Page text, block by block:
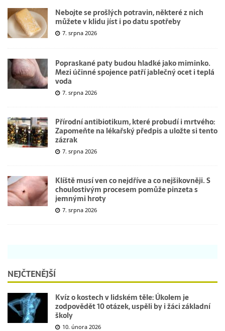
Nebojte se prošlých potravin, některé z nich
můžete v klidu jíst i po datu spotřeby
7. srpna 2026
Popraskané paty budou hladké jako miminko.
Mezi účinné spojence patří jablečný ocet i teplá
voda
7. srpna 2026
Přírodní antibiotikum, které probudí i mrtvého:
Zapomeňte na lékařský předpis a uložte si tento
zázrak
7. srpna 2026
Klíště musí ven co nejdříve a co nejšikovněji. S
choulostivým procesem pomůže pinzeta s
jemnými hroty
7. srpna 2026
NEJČTENĚJŠÍ
Kvíz o kostech v lidském těle: Úkolem je
zodpovědět 10 otázek, uspěli by i žáci základní
školy
10. února 2026